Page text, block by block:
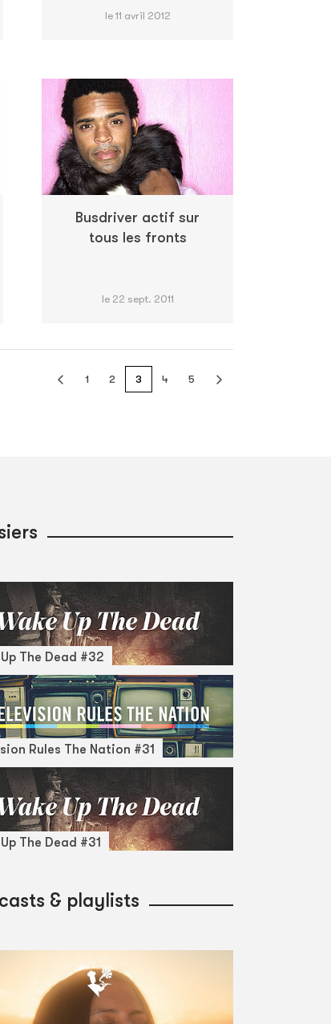
le 11 avril 2012
Busdriver actif sur
tous les fronts
le 22 sept. 2011
1 2 3 4 5
The Dead #32
Rules The Nation #31
The Dead #31
& playlists